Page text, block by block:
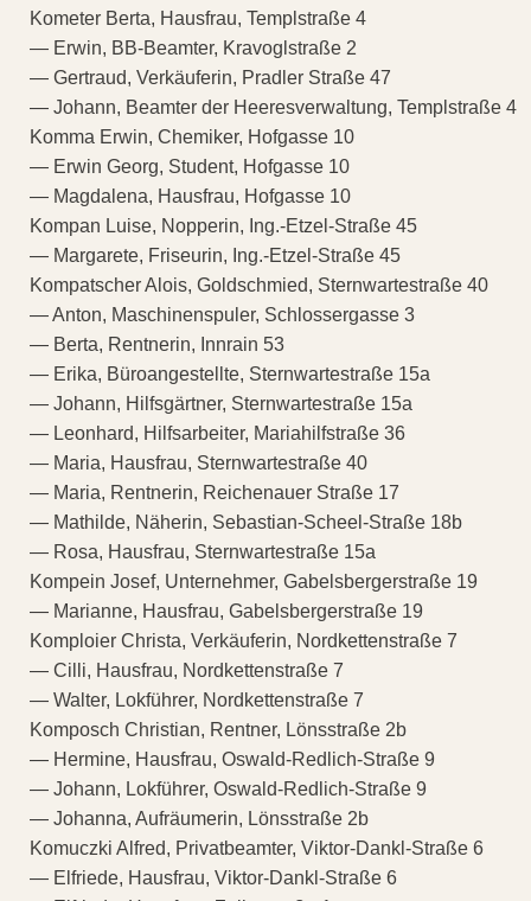
Kometer Berta, Hausfrau, Templstraße 4
— Erwin, BB-Beamter, Kravoglstraße 2
— Gertraud, Verkäuferin, Pradler Straße 47
— Johann, Beamter der Heeresverwaltung, Templstraße 4
Komma Erwin, Chemiker, Hofgasse 10
— Erwin Georg, Student, Hofgasse 10
— Magdalena, Hausfrau, Hofgasse 10
Kompan Luise, Nopperin, Ing.-Etzel-Straße 45
— Margarete, Friseurin, Ing.-Etzel-Straße 45
Kompatscher Alois, Goldschmied, Sternwartestraße 40
— Anton, Maschinenspuler, Schlossergasse 3
— Berta, Rentnerin, Innrain 53
— Erika, Büroangestellte, Sternwartestraße 15a
— Johann, Hilfsgärtner, Sternwartestraße 15a
— Leonhard, Hilfsarbeiter, Mariahilfstraße 36
— Maria, Hausfrau, Sternwartestraße 40
— Maria, Rentnerin, Reichenauer Straße 17
— Mathilde, Näherin, Sebastian-Scheel-Straße 18b
— Rosa, Hausfrau, Sternwartestraße 15a
Kompein Josef, Unternehmer, Gabelsbergerstraße 19
— Marianne, Hausfrau, Gabelsbergerstraße 19
Komploier Christa, Verkäuferin, Nordkettenstraße 7
— Cilli, Hausfrau, Nordkettenstraße 7
— Walter, Lokführer, Nordkettenstraße 7
Komposch Christian, Rentner, Lönsstraße 2b
— Hermine, Hausfrau, Oswald-Redlich-Straße 9
— Johann, Lokführer, Oswald-Redlich-Straße 9
— Johanna, Aufräumerin, Lönsstraße 2b
Komuczki Alfred, Privatbeamter, Viktor-Dankl-Straße 6
— Elfriede, Hausfrau, Viktor-Dankl-Straße 6